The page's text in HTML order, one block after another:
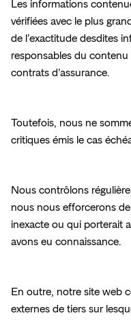
Les informations
vérifiées avec le plus
de l’exactitude desdites
responsables du contenu
contrats d’assurance.
Toutefois, nous ne
critiques émis le cas
Nous contrôlons
nous nous efforcerons
inexacte ou qui porterait
avons eu connaissance.
En outre, notre site web
externes de tiers sur